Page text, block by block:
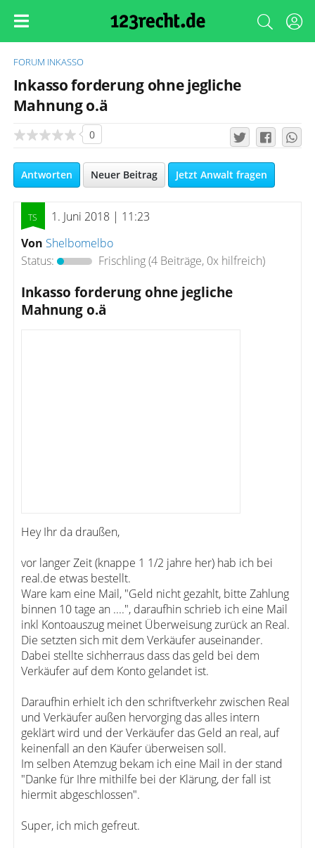
FORUM INKASSO
Inkasso forderung ohne jegliche
Mahnung o.ä
0
Antworten Neuer Beitrag Jetzt Anwalt fragen
1. Juni 2018 | 11:23
Von Shelbomelbo
Status:
Frischling(4 Beiträge, 0x hilfreich)
Inkasso forderung ohne jegliche
Mahnung o.ä
Hey Ihr da draußen,
vor langer Zeit (knappe 1 1/2 jahre her) hab ich bei
real.de etwas bestellt.
Ware kam eine Mail, "Geld nicht gezahlt, bitte Zahlung
binnen 10 tage an ....", daraufhin schrieb ich eine Mail
inkl Kontoauszug meinet Überweisung zurück an Real.
Die setzten sich mit dem Verkäufer auseinander.
Dabei stellte sichherraus dass das geld bei dem
Verkäufer auf dem Konto gelandet ist.
Daraufhin erhielt ich den schriftverkehr zwischen Real
und Verkäufer außen hervorging das alles intern
geklärt wird und der Verkäufer das Geld an real, auf
keinenfall an den Käufer überweisen soll.
Im selben Atemzug bekam ich eine Mail in der stand
"Danke für Ihre mithilfe bei der Klärung, der fall ist
hiermit abgeschlossen".
Super, ich mich gefreut.